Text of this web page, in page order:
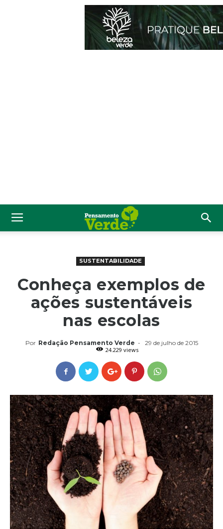
SUSTENTABILIDADE
Conheça exemplos de
ações sustentáveis
nas escolas
Por Redação Pensamento Verde -
29 de julho de 2015
24.229 views